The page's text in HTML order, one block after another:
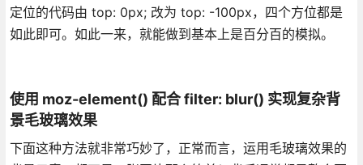
定位的代码由 top: 0px; 改为 top: -100px，四个方位都是
如此即可。如此一来，就能做到基本上是百分百的模拟。
使用 moz-element() 配合 filter: blur() 实现复杂背
景毛玻璃效果
下面这种方法就非常巧妙了，正常而言，运用毛玻璃效果的